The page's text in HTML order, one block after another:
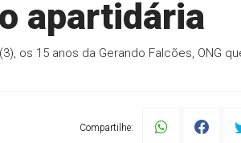
apartidária
os 15 anos da Gerando Falcões, ONG
Compartilhe: